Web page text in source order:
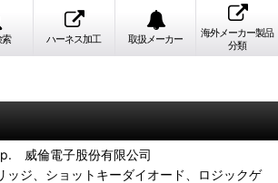
ハーネス加工 取扱メーカー
海外メーカー製品
分類
威倫電子股份有限公司
ッジ、ショットキーダイオード、ロジックゲ